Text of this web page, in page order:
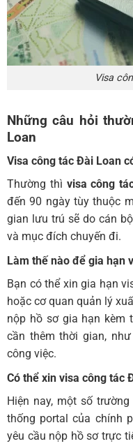
Visa
Những câu hỏi
Loan
Visa công tác Đài Loan
Thường thì visa công
đến 90 ngày tùy thuộc
gian lưu trú sẽ do cán
và mục đích chuyến đi.
Làm thế nào để gia hạn
Bạn có thể xin gia hạn
hoặc cơ quan quản lý
nộp hồ sơ gia hạn kèm
cần thêm thời gian,
công việc.
Có thể xin visa công tác
Hiện nay, một số
thống portal của chính
yêu cầu nộp hồ sơ trực